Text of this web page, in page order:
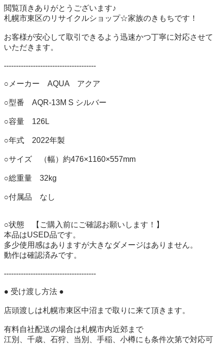
閲覧頂きありがとうございます♪
札幌市東区のリサイクルショップ☆家族のきもちです！
お客様が安心して取引できるよう迅速かつ丁寧に対応させて
いただきます。
--------------------------------------
○メーカー　AQUA　アクア
○型番　AQR-13M S シルバー
○容量　126L
○年式　2022年製
○サイズ　（幅）約476×1160×557mm
○総重量　32kg
○付属品　なし
○状態　【ご購入前にご確認お願いします！】
本品はUSED品です。
多少使用感はありますが大きなダメージはありません。
動作は確認済みです。
--------------------------------------
● 受け渡し方法 ●
店頭渡しは札幌市東区中沼まで取りに来て頂きます。
有料自社配送の場合は札幌市内近郊まで
江別、千歳、石狩、当別、手稲、小樽にも条件次第で対応可